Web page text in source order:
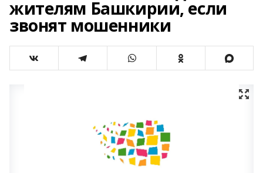
жителям Башкирии, если
звонят мошенники